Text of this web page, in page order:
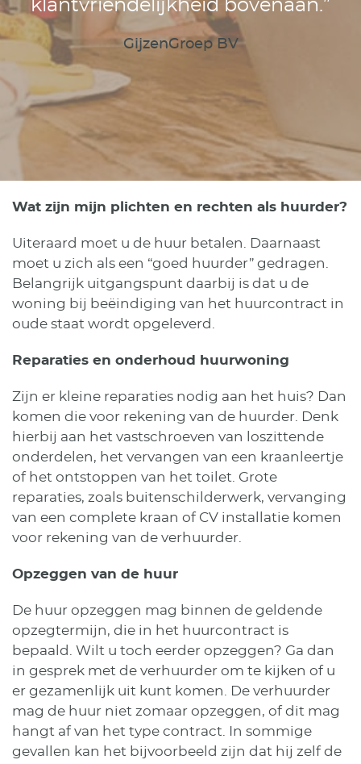
klantvriendelijkheid bovenaan.”
GijzenGroep BV
Wat zijn mijn plichten en rechten als huurder?
Uiteraard moet u de huur betalen. Daarnaast
moet u zich als een “goed huurder” gedragen.
Belangrijk uitgangspunt daarbij is dat u de
woning bij beëindiging van het huurcontract in
oude staat wordt opgeleverd.
Reparaties en onderhoud huurwoning
Zijn er kleine reparaties nodig aan het huis? Dan
komen die voor rekening van de huurder. Denk
hierbij aan het vastschroeven van loszittende
onderdelen, het vervangen van een kraanleertje
of het ontstoppen van het toilet. Grote
reparaties, zoals buitenschilderwerk, vervanging
van een complete kraan of CV installatie komen
voor rekening van de verhuurder.
Opzeggen van de huur
De huur opzeggen mag binnen de geldende
opzegtermijn, die in het huurcontract is
bepaald. Wilt u toch eerder opzeggen? Ga dan
in gesprek met de verhuurder om te kijken of u
er gezamenlijk uit kunt komen. De verhuurder
mag de huur niet zomaar opzeggen, of dit mag
hangt af van het type contract. In sommige
gevallen kan het bijvoorbeeld zijn dat hij zelf de